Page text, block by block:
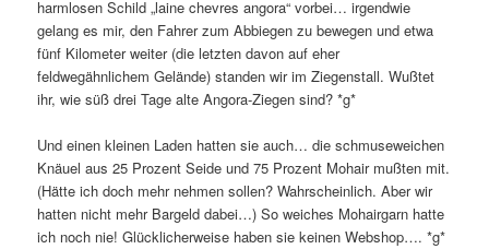
harmlosen Schild „laine chevres angora“ vorbei… irgendwie
gelang es mir, den Fahrer zum Abbiegen zu bewegen und etwa
fünf Kilometer weiter (die letzten davon auf eher
feldwegähnlichem Gelände) standen wir im Ziegenstall. Wußtet
ihr, wie süß drei Tage alte Angora-Ziegen sind? *g*
Und einen kleinen Laden hatten sie auch… die schmuseweichen
Knäuel aus 25 Prozent Seide und 75 Prozent Mohair mußten mit.
(Hätte ich doch mehr nehmen sollen? Wahrscheinlich. Aber wir
hatten nicht mehr Bargeld dabei…) So weiches Mohairgarn hatte
ich noch nie! Glücklicherweise haben sie keinen Webshop…. *g*